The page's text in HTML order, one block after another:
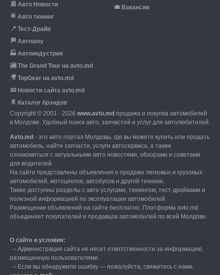
📰 Авто Новости
🌟 Авто тюнинг
📍 Тест-Драйв
🏁 Автошоу
🏭 Автоиндустрия
🎦 The Grand Tour на avto.md
🎥 TopGear на avto.md
📧 Новости сайта avto.md
📄 Каталог брэндов
💼 Вакансии
Copyright © 2001 - 2026 www.avto.md продажа и покупка автомобилей
в Молдове. Удобный поиск авто, запчастей и услуг для автолюбителей.
Avto.md - это авто портал Молдовы, где вы можете купить или продать
автомобиль, найти запчасти, услуги автосервиса, а также
ознакомиться с актуальными авто новостями, обзорами и советами
для водителей.
На сайте представлены объявления о продаже легковых и грузовых
автомобилей, мотоциклов, автобусов и другой техники.
Также доступны разделы с авто услугами, тюнингом, тест-драйвами и
полезной информацией по эксплуатации автомобилей.
Размещение объявлений на сайте бесплатно. Платформа avto.md
объединяет покупателей и продавцов автомобилей по всей Молдове.
О сайте и условия:
– Администрация сайта не несет ответственности за информацию,
размещенную пользователями.
– Если вы обнаружили ошибку — пожалуйста, свяжитесь с нами,